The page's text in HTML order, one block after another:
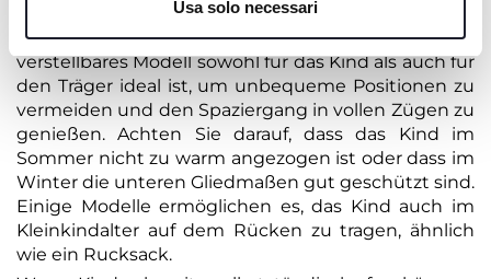
Usa solo necessari
Falls Ihr Kleines noch nicht laufen kann, ist es
ratsam, eine Tragehilfe zu verwenden, wobei ein
verstellbares Modell sowohl für das Kind als auch für
den Träger ideal ist, um unbequeme Positionen zu
vermeiden und den Spaziergang in vollen Zügen zu
genießen. Achten Sie darauf, dass das Kind im
Sommer nicht zu warm angezogen ist oder dass im
Winter die unteren Gliedmaßen gut geschützt sind.
Einige Modelle ermöglichen es, das Kind auch im
Kleinkindalter auf dem Rücken zu tragen, ähnlich
wie ein Rucksack.